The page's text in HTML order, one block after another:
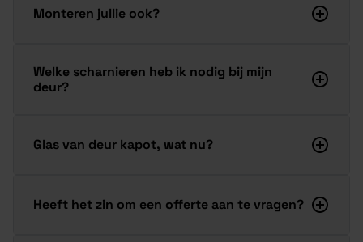
Monteren jullie ook?
Welke scharnieren heb ik nodig bij mijn
deur?
Glas van deur kapot, wat nu?
Heeft het zin om een offerte aan te vragen?